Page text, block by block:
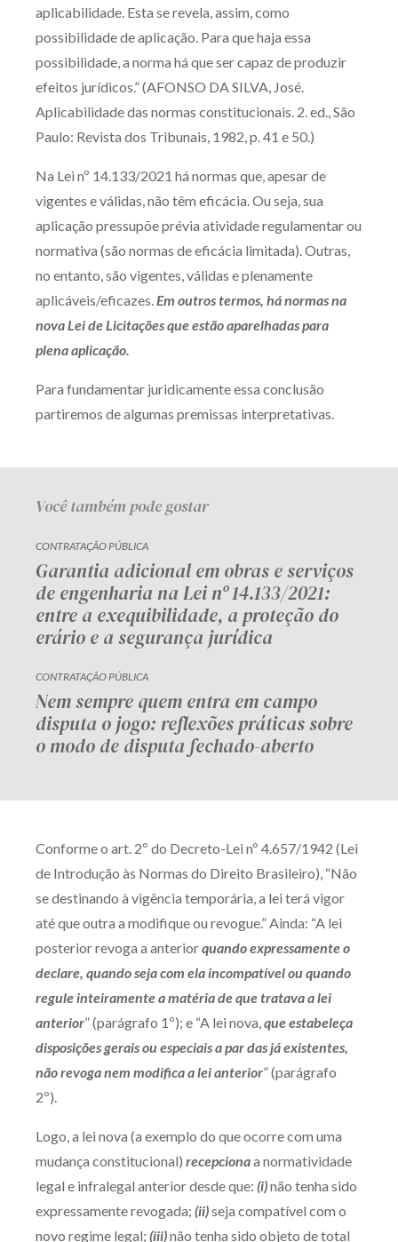
Batel Curitiba/PR CEP80240-000
Telefone (41) 2109-8666
Whatsapp (41) 98881-6616
aplicabilidade. Esta se revela, assim, como
possibilidade de aplicação. Para que haja essa
possibilidade, a norma há que ser capaz de produzir
efeitos jurídicos.” (AFONSO DA SILVA, José.
Aplicabilidade das normas constitucionais. 2. ed., São
Paulo: Revista dos Tribunais, 1982, p. 41 e 50.)
Na Lei nº 14.133/2021 há normas que, apesar de
vigentes e válidas, não têm eficácia. Ou seja, sua
aplicação pressupõe prévia atividade regulamentar ou
normativa (são normas de eficácia limitada). Outras,
no entanto, são vigentes, válidas e plenamente
aplicáveis/eficazes.Em outros termos, há normas na
nova Lei de Licitações que estão aparelhadas para
plena aplicação.
Para fundamentar juridicamente essa conclusão
partiremos de algumas premissas interpretativas.
Você também pode gostar
CONTRATAÇÃO PÚBLICA
Garantia adicional em obras e serviços
de engenharia na Lei nº 14.133/2021:
entre a exequibilidade, a proteção do
erário e a segurança jurídica
CONTRATAÇÃO PÚBLICA
Nem sempre quem entra em campo
disputa o jogo: reflexões práticas sobre
o modo de disputa fechado-aberto
Conforme o art. 2º do Decreto-Lei nº 4.657/1942 (Lei
de Introdução às Normas do Direito Brasileiro), “Não
se destinando à vigência temporária, a lei terá vigor
até que outra a modifique ou revogue.” Ainda: “A lei
posterior revoga a anteriorquando expressamente o
declare, quando seja com ela incompatível ou quando
regule inteiramente a matéria de que tratava a lei
anterior” (parágrafo 1º); e “A lei nova,que estabeleça
disposições gerais ou especiais a par das já existentes,
não revoga nem modifica a lei anterior” (parágrafo
2º).
Logo, a lei nova (a exemplo do que ocorre com uma
mudança constitucional) recepcionaa normatividade
legal e infralegal anterior desde que: (i)não tenha sido
expressamente revogada; (ii)seja compatível com o
novo regime legal; (iii)não tenha sido objeto de total